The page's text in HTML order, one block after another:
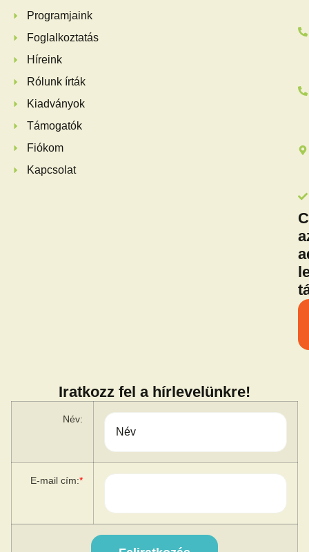
Programjaink
Foglalkoztatás
Híreink
Rólunk írták
Kiadványok
Támogatók
Fiókom
Kapcsolat
Iratkozz fel a hírlevelünkre!
Név:
E-mail cím:*